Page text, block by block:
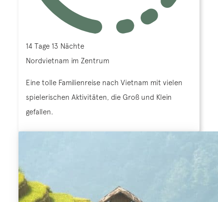
14 Tage 13 Nächte
Nordvietnam im Zentrum
Eine tolle Familienreise nach Vietnam mit vielen
spielerischen Aktivitäten, die Groß und Klein
gefallen.